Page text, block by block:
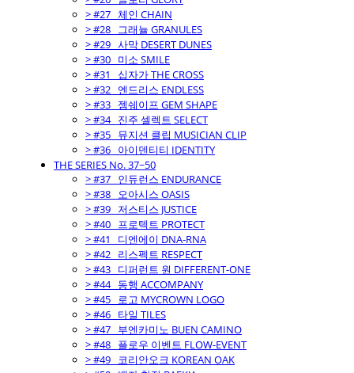
> #27_ 체인 CHAIN
> #28_ 그래뉼 GRANULES
> #29_ 사막 DESERT DUNES
> #30_ 미소 SMILE
> #31_ 십자가 THE CROSS
> #32_ 엔드리스 ENDLESS
> #33_ 젬쉐이프 GEM SHAPE
> #34_ 진주 셀렉트 SELECT
> #35_ 뮤지션 클립 MUSICIAN CLIP
> #36_ 아이덴티티 IDENTITY
THE SERIES No. 37~50
> #37_ 인듀런스 ENDURANCE
> #38_ 오아시스 OASIS
> #39_ 저스티스 JUSTICE
> #40_ 프로텍트 PROTECT
> #41_ 디엔에이 DNA-RNA
> #42_ 리스펙트 RESPECT
> #43_ 디퍼런트 원 DIFFERENT-ONE
> #44_ 동행 ACCOMPANY
> #45_ 로고 MYCROWN LOGO
> #46_ 타일 TILES
> #47_ 부엔카미노 BUEN CAMINO
> #48_ 플로우 이벤트 FLOW-EVENT
> #49_ 코리안오크 KOREAN OAK